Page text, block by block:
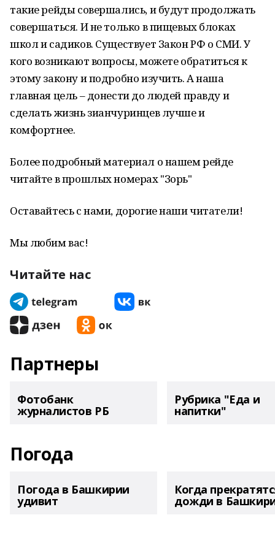
такие рейды совершались, и будут продолжать
совершаться. И не только в пищевых блоках
школ и садиков. Существует Закон РФ о СМИ. У
кого возникают вопросы, можете обратиться к
этому закону и подробно изучить. А наша
главная цель – донести до людей правду и
сделать жизнь зианчуринцев лучше и
комфортнее.
Более подробный материал о нашем рейде
читайте в прошлых номерах "Зорь"
Оставайтесь с нами, дорогие наши читатели!
Мы любим вас!
Читайте нас
Партнеры
Фотобанк
журналистов РБ
Рубрика "Еда и
напитки"
Погода
Погода в Башкирии
удивит
Когда
дожди в